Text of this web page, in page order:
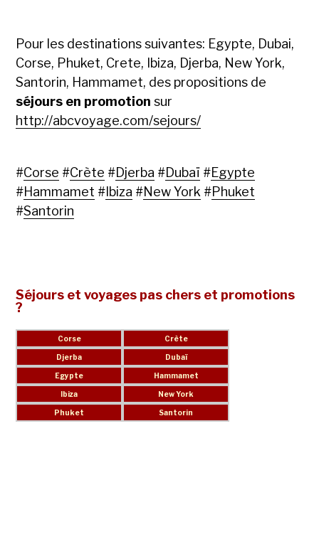
Pour les destinations suivantes: Egypte, Dubai,
Corse, Phuket, Crete, Ibiza, Djerba, New York,
Santorin, Hammamet, des propositions de
séjours en promotion sur
http://abcvoyage.com/sejours/
#Corse #Crète #Djerba #Dubaï #Egypte
#Hammamet # Ibiza #New York #Phuket
#Santorin
Séjours et voyages pas chers et promotions
?